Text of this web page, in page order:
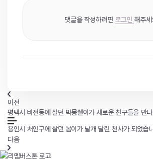
댓글을 작성하려면 로그인 해주세
이전
평택시 비전동에 살던 박몽쉘이가 새로운 친구들을 만
용인시 처인구에 살던 봄이가 날개 달린 천사가 되었습
다음